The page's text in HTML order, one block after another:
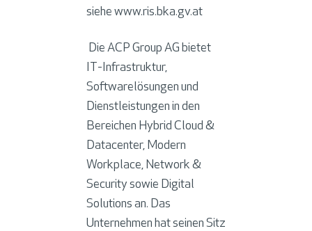
siehe www.ris.bka.gv.at
Die ACP Group AG bietet
IT-Infrastruktur,
Softwarelösungen und
Dienstleistungen in den
Bereichen Hybrid Cloud &
Datacenter, Modern
Workplace, Network &
Security sowie Digital
Solutions an. Das
Unternehmen hat seinen Sitz